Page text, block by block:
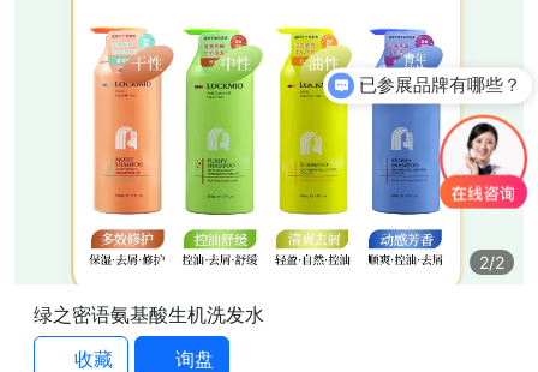
2/2
绿之密语氨基酸生机洗发水
收藏
询盘
已参展品牌有哪些？